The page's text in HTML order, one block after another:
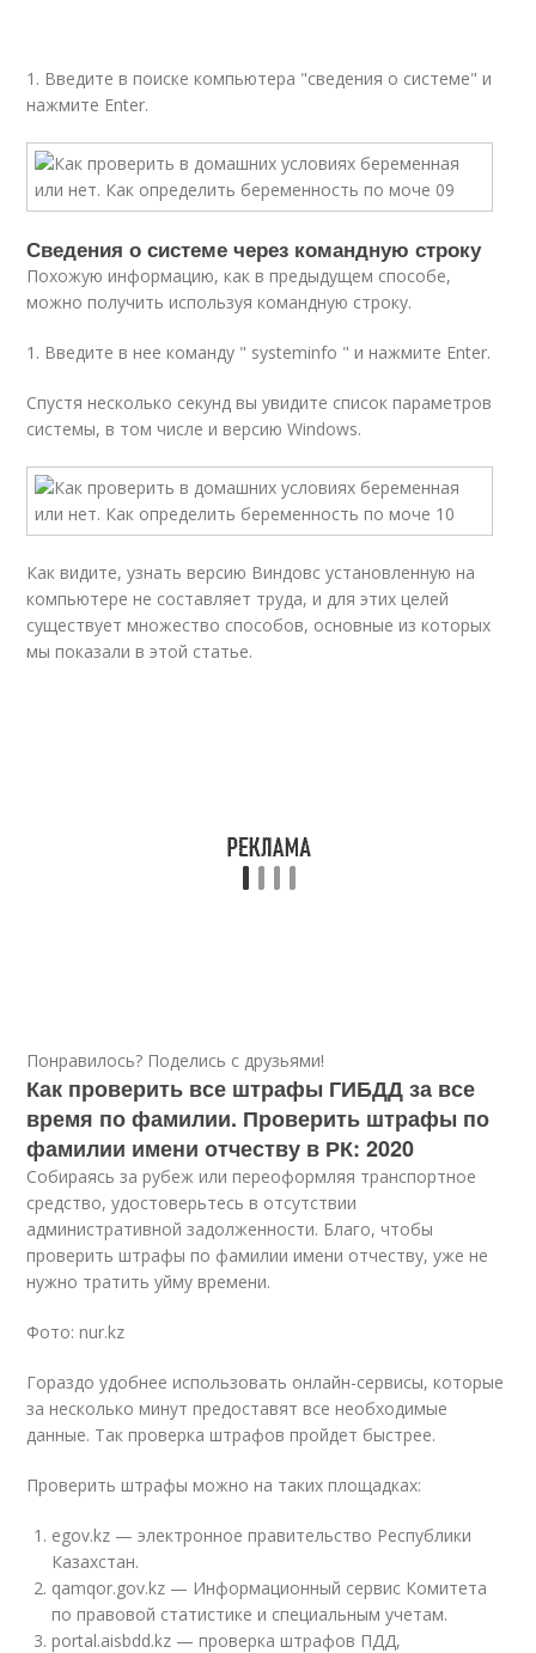
1. Введите в поиске компьютера "сведения о системе" и
нажмите Enter.
Сведения о системе через командную строку
Похожую информацию, как в предыдущем способе,
можно получить используя командную строку.
1. Введите в нее команду " systeminfo " и нажмите Enter.
Спустя несколько секунд вы увидите список параметров
системы, в том числе и версию Windows.
Как видите, узнать версию Виндовс установленную на
компьютере не составляет труда, и для этих целей
существует множество способов, основные из которых
мы показали в этой статье.
Понравилось? Поделись с друзьями!
Как проверить все штрафы ГИБДД за все
время по фамилии. Проверить штрафы по
фамилии имени отчеству в РК: 2020
Собираясь за рубеж или переоформляя транспортное
средство, удостоверьтесь в отсутствии
административной задолженности. Благо, чтобы
проверить штрафы по фамилии имени отчеству, уже не
нужно тратить уйму времени.
Фото: nur.kz
Гораздо удобнее использовать онлайн-сервисы, которые
за несколько минут предоставят все необходимые
данные. Так проверка штрафов пройдет быстрее.
Проверить штрафы можно на таких площадках:
egov.kz — электронное правительство Республики
Казахстан.
qamqor.gov.kz — Информационный сервис Комитета
по правовой статистике и специальным учетам.
portal.aisbdd.kz — проверка штрафов ПДД,